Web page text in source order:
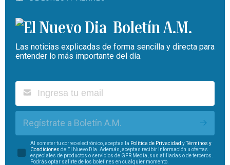
Boletín A.M.
Las noticias explicadas de forma sencilla y directa para
entender lo más importante del día.
Regístrate a Boletín A.M.
Al someter tu correo electrónico, aceptas la Política de Privacidad yTérminos y
Condiciones de El Nuevo Día. Además, aceptas recibir información u ofertas
especiales de productos o servicios de GFR Media, sus afiliadas o de terceros.
Podrás optar salirte de los boletines en cualquier momento.